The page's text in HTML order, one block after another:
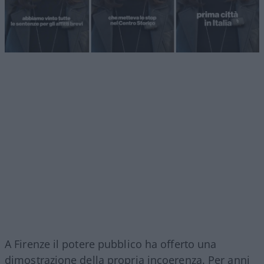
A Firenze il potere pubblico ha offerto una
dimostrazione della propria incoerenza. Per anni